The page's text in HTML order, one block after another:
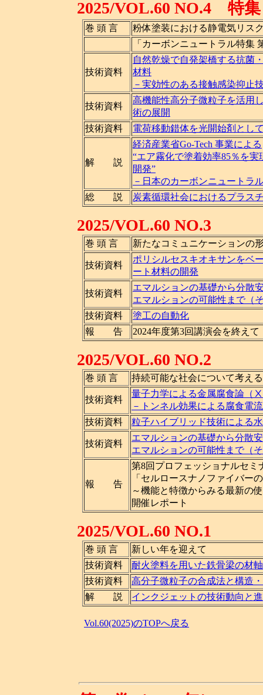
2025/VOL.60 NO.4 特
巻 頭 言
粉体塗装における静電気リス
「カーボンニュートラル特集
技術資料
自然乾燥で自発架橋する抗菌
材料
－実効性のある接触感染抑止
技術資料
高機能性高分子微粒子を活用
術の展開
技術資料
電荷移動錯体を光開始剤とし
解 説
経済産業省Go-Tech 事業による
“エア霧化で塗着効率85％を
開発”
－日本のカーボンニュートラ
総 説
炭素循環社会におけるプラス
2025/VOL.60 NO.3
巻 頭 言 新たなコミュニケーションの
技術資料
ポリシルセスキオキサンをベ
ート材料の開発
技術資料
エマルションの基礎から分散
エマルションの可能性まで（
技術資料
塗工の自動化
報 告
2024年度第3回講演会を終えて
2025/VOL.60 NO.2
巻 頭 言 持続可能な社会について考える
技術資料
量子力学による金属腐食論（
－トンネル効果による腐食電
技術資料
粒子ハイブリッド技術による
技術資料
エマルションの基礎から分散
エマルションの可能性まで（
報 告
第8回プロフェッショナルセミ
「セルロースナノファイバー
～機能と特徴からみる最新の
開催レポート
2025/VOL.60 NO.1
巻 頭 言
新しい年を迎えて
技術資料
耐火塗料を用いた鉄骨梁の材
技術資料
高分子微粒子の合成法と構造
解 説
インクジェットの技術動向と
Vol.60(2025)のTOPへ戻る